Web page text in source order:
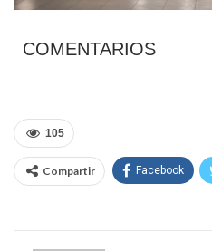
COMENTARIOS
105
Compartir Facebook